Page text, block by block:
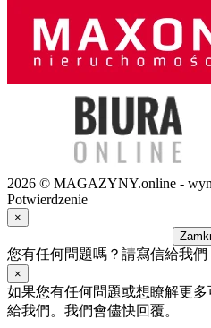
2026 © MAGAZYNY.online -
Potwierdzenie
×
您有任何問題嗎？請寫信給我們
×
如果您有任何問題或想瞭解更
給我們。我們會儘快回覆。